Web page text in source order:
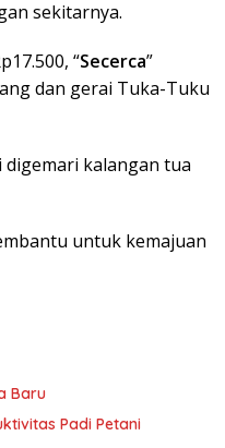
sekitarnya.
“Secerca”
dan gerai Tuka-Tuku
digemari kalangan tua
untuk kemajuan
Baru
Padi Petani